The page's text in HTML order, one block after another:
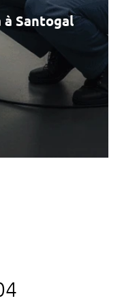
à Santogal